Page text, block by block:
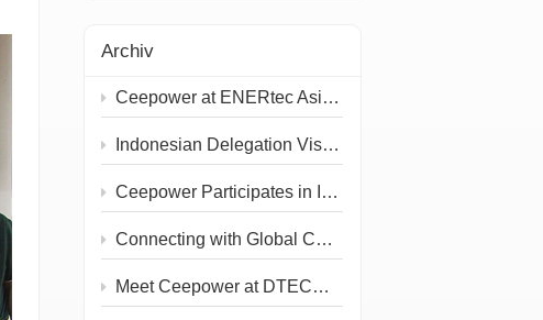
Archiv
Ceepower at ENERtec Asia 2026 in Kuala Lumpur
Indonesian Delegation Visits Ceepower Headquarters
Ceepower Participates in IEEE PES T&D 2026
Connecting with Global Customers at the 139th Canton Fair
Meet Ceepower at DTECH 2026!